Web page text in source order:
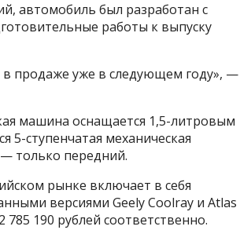
автомобиль был разработан с
работы к выпуску
в продаже уже в следующем году», —
машина оснащается 1,5-литровым
5-ступенчатая механическая
только передний.
рынке включает в себя
версиями Geely Coolray и Atlas
190 рублей соответственно.